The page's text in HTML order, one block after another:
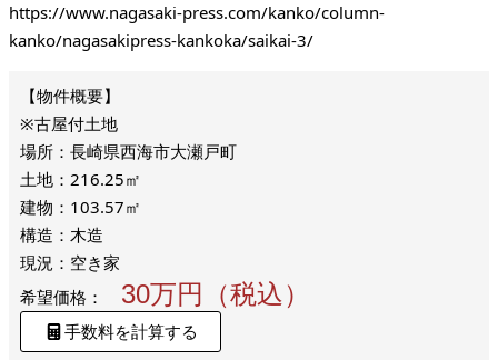
https://www.nagasaki-press.com/kanko/column-
kanko/nagasakipress-kankoka/saikai-3/
※古屋付土地
場所：長崎県西海市大瀬戸町
土地：216.25㎡
建物：103.57㎡
構造：木造
現況：空き家
希望価格：
30万円（税込）
手数料を計算する